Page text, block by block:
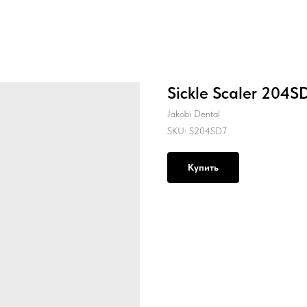
Sickle Scaler
Jakobi Dental
SKU: S204SD7
Купить